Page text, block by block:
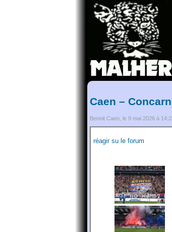
Caen –
Benoit Caen, le 9 mai 2026 à
réagir su le forum